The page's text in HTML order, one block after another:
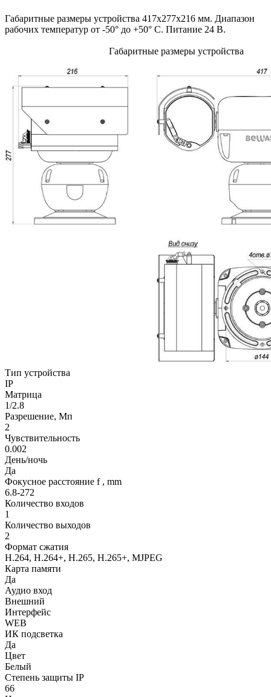
Габаритные размеры устройства 417х277х216 мм. Диапазон
рабочих температур от -50° до +50° С. Питание 24 В.
Габаритные размеры устройства
Тип устройства
IP
Матрица
1/2.8
Разрешение, Мп
2
Чувствительность
0.002
День/ночь
Да
Фокусное расстояние f , mm
6.8-272
Количество входов
1
Количество выходов
2
Формат сжатия
H.264, H.264+, H.265, H.265+, MJPEG
Карта памяти
Да
Аудио вход
Внешний
Интерфейс
WEB
ИК подсветка
Да
Цвет
Белый
Степень защиты IP
66